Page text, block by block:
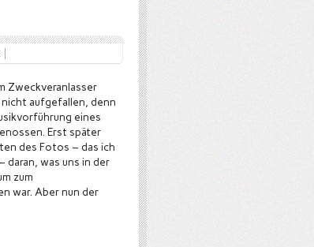
Zweckveranlasser
aufgefallen, denn
eines
Erst später
des Fotos – das ich
daran, was uns in der
zum
war. Aber nun der